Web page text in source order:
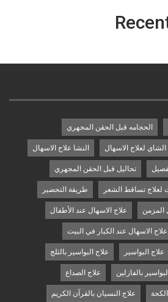
الحجامه قبل الحقن المجهري
الشاي لعلاج الاسهال النشا علاج الاسهال
تحاليل قبل الحقن المجهري
لعلاج تساقط الشعر طريقة التحضير
المزمن علاج الاسهال عند الأطفال
علاج الاسهال عند الكبار في البيت
علاج البواسير علاج البواسير بالثلج
بالفازلين علاج الصداع
علاج النسيان بالقرآن الكريم